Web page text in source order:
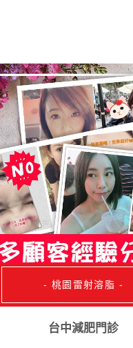
- 桃園雷射溶脂 -
台中減肥門診